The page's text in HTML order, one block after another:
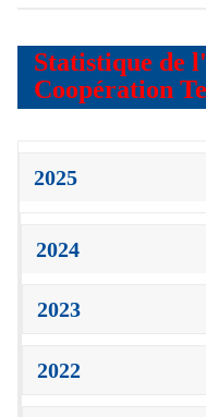
Statistique de
Coopération
2025
2024
2023
2022